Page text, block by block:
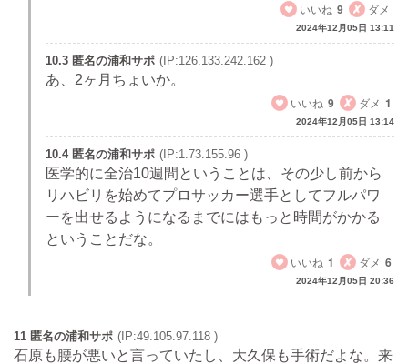
いいね 9 ダメ
2024年12月05日 13:11
10.3 匿名の浦和サポ (IP:126.133.242.162 )
あ、2ヶ月ちょいか。
いいね 9 ダメ 1
2024年12月05日 13:14
10.4 匿名の浦和サポ (IP:1.73.155.96 )
医学的に全治10週間ということは、その少し前から
リハビリを始めてプロサッカー選手としてフルパワ
ーを出せるようになるまでにはもっと時間がかかる
ということだな。
いいね 1 ダメ 6
2024年12月05日 20:36
11 匿名の浦和サポ (IP:49.105.97.118 )
石原も腰が悪いと言っていたし、大久保も手術だよな。来